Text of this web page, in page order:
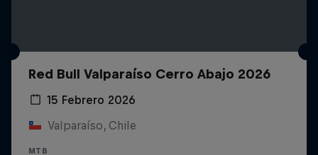
Red Bull Valparaíso Cerro Abajo 2026
15 Febrero 2026
Valparaíso, Chile
MTB